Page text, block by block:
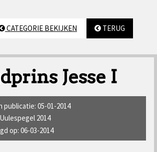
CATEGORIE BEKIJKEN TERUG
Jesse I
publicatie: 05-01-2014
2014
op: 06-03-2014